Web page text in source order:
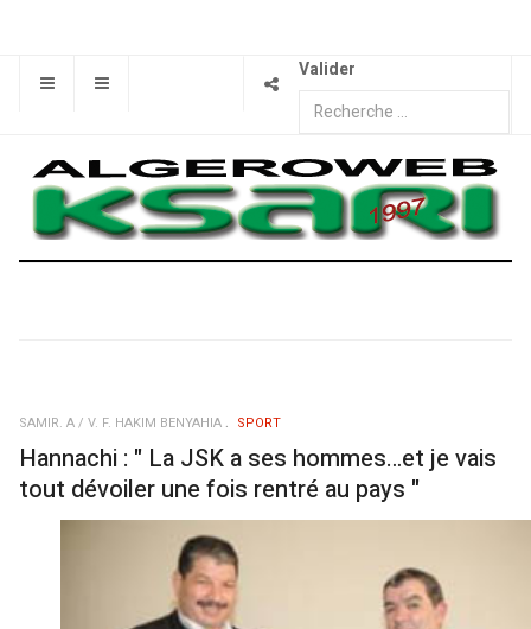
Valider
SAMIR. A / V. F. HAKIM BENYAHIA SPORT
Hannachi : " La JSK a ses hommes…et je vais
tout dévoiler une fois rentré au pays "